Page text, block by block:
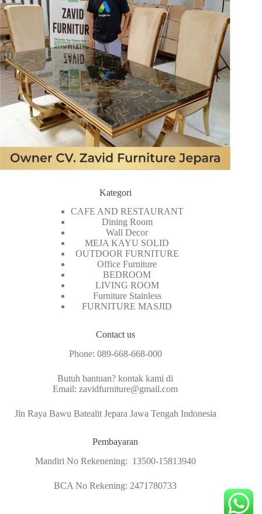
Kategori
CAFE AND RESTAURANT
Dining Room
Wall Decor
MEJA KAYU SOLID
OUTDOOR FURNITURE
Office Furniture
BEDROOM
LIVING ROOM
Furniture Stainless
FURNITURE MASJID
Contact us
Phone: 089-668-668-000
Butuh bantuan? kontak kami di
Email:zavidfurniture@gmail.com
Jln Raya Bawu Batealit Jepara Jawa Tengah Indonesia
Pembayaran
Mandiri No Rekenening: 13500-15813940
BCA No Rekening: 2471780733